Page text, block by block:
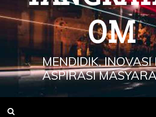
OM
MENDIDIK, INOVASI
ASPIRASI